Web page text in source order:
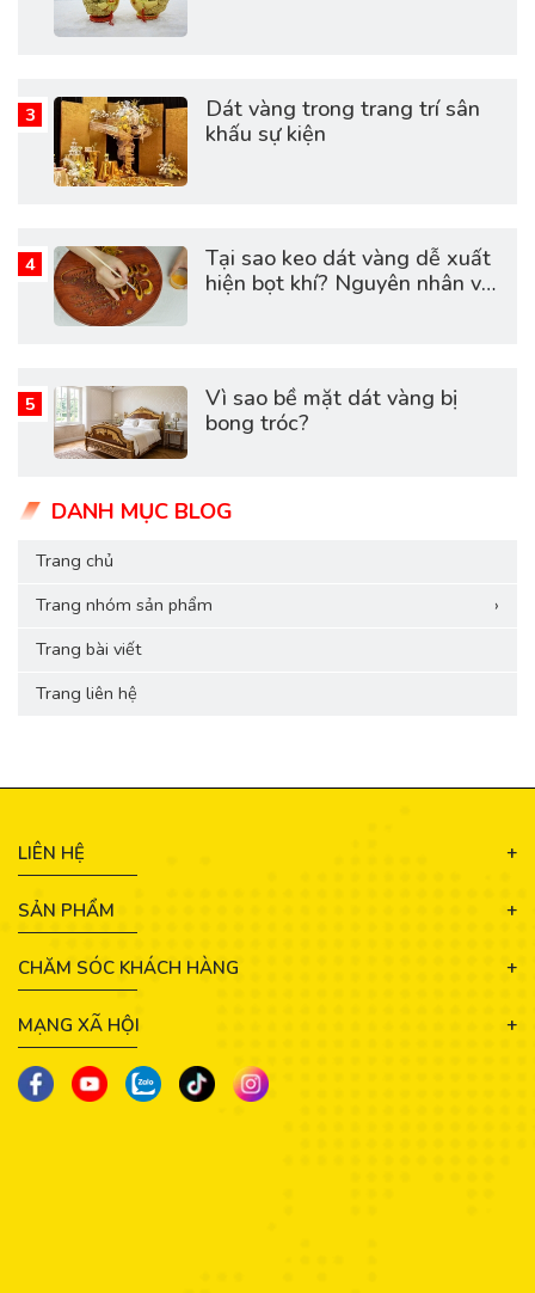
Dát vàng trong trang trí sân
khấu sự kiện
Tại sao keo dát vàng dễ xuất
hiện bọt khí? Nguyên nhân và
Vì sao bề mặt dát vàng bị
bong tróc?
DANH MỤC BLOG
Trang chủ
Trang nhóm sản phẩm
›
Trang bài viết
Trang liên hệ
LIÊN HỆ
SẢN PHẨM
CHĂM SÓC KHÁCH HÀNG
MẠNG XÃ HỘI